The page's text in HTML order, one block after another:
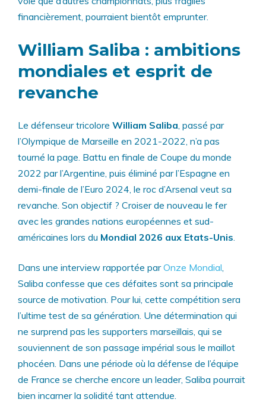
financièrement, pourraient bientôt emprunter.
William Saliba : ambitions
mondiales et esprit de
revanche
Le défenseur tricolore William Saliba, passé par
l’Olympique de Marseille en 2021-2022, n’a pas
tourné la page. Battu en finale de Coupe du monde
2022 par l’Argentine, puis éliminé par l’Espagne en
demi-finale de l’Euro 2024, le roc d’Arsenal veut sa
revanche. Son objectif ? Croiser de nouveau le fer
avec les grandes nations européennes et sud-
américaines lors du Mondial 2026 aux Etats-Unis.
Dans une interview rapportée parOnze Mondial,
Saliba confesse que ces défaites sont sa principale
source de motivation. Pour lui, cette compétition sera
l’ultime test de sa génération. Une détermination qui
ne surprend pas les supporters marseillais, qui se
souviennent de son passage impérial sous le maillot
phocéen. Dans une période où la défense de l’équipe
de France se cherche encore un leader, Saliba pourrait
bien incarner la solidité tant attendue.